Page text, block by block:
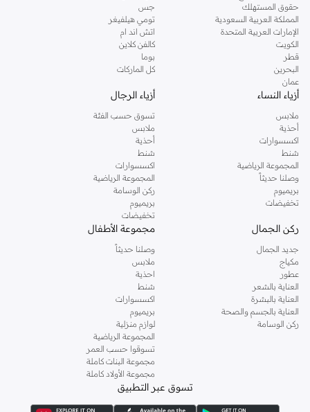
حقوق المستهلك
المملكة العربية السعودية
الإمارات العربية المتحدة
الكويت
قطر
البحرين
عمان
جس
تومي هيلفيغر
اتش اند ام
كالفن كلاين
بوما
كل الماركات
أزياء النساء
ملابس
أحذية
اكسسوارات
شنط
المجموعة الرياضية
وصلنا حديثاً
بريميوم
تخفيضات
أزياء الرجال
تسوق حسب الفئة
ملابس
أحذية
شنط
اكسسوارات
المجموعة الرياضية
ركن الوسامة
بريميوم
تخفيضات
ركن الجمال
جديد الجمال
مكياج
عطور
العناية بالشعر
العناية بالبشرة
العناية بالجسم والصحة
ركن الوسامة
مجموعة الأطفال
وصلنا حديثاً
ملابس
احذية
شنط
اكسسوارات
بريميوم
لوازم منزلية
المجموعة الرياضية
تسوقوا حسب العمر
مجموعة البنات كاملة
مجموعة الأولاد كاملة
تسوق عبر التطبيق